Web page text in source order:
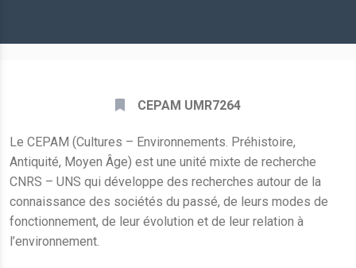
CEPAM UMR7264
Le CEPAM (Cultures – Environnements. Préhistoire,
Antiquité, Moyen Âge) est une unité mixte de recherche
CNRS – UNS qui développe des recherches autour de la
connaissance des sociétés du passé, de leurs modes de
fonctionnement, de leur évolution et de leur relation à
l’environnement.